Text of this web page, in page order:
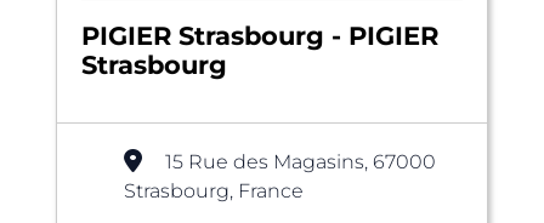
PIGIER Strasbourg - PIGIER
Strasbourg
15 Rue des Magasins, 67000
Strasbourg, France